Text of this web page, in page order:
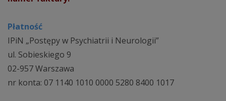
Płatność
IPiN „Postępy w Psychiatrii i Neurologii”
ul. Sobieskiego 9
02-957 Warszawa
nr konta: 07 1140 1010 0000 5280 8400 1017